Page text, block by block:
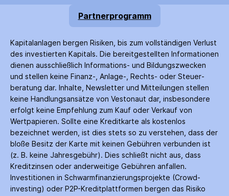
Partnerprogramm
Kapitalanlagen bergen Risiken, bis zum voll­ständigen Verlust
des investierten Kapitals. Die bereitgestellten Informationen
dienen ausschließlich Informations- und Bildungs­zwecken
und stellen keine Finanz-, Anlage-, Rechts- oder Steuer­
beratung dar. Inhalte, Newsletter und Mitteilungen stellen
keine Handlungs­ansätze von Vestonaut dar, insbesondere
erfolgt keine Empfehlung zum Kauf oder Verkauf von
Wertpapieren. Sollte eine Kreditkarte als kostenlos
bezeichnet werden, ist dies stets so zu verstehen, dass der
bloße Besitz der Karte mit keinen Gebühren verbunden ist
(z. B. keine Jahres­gebühr). Dies schließt nicht aus, dass
Kredit­zinsen oder anderweitige Gebühren anfallen.
Investitionen in Schwarm­finanzierungs­projekte (Crowd­
investing) oder P2P-Kredit­plattformen bergen das Risiko